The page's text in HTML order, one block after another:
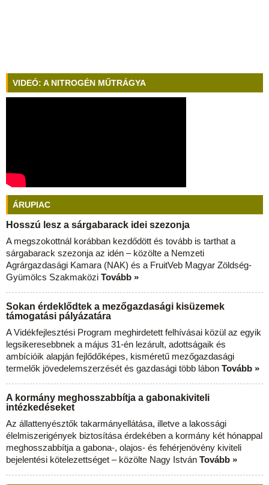
VIDEÓ: A NITROGÉN MŰTRÁGYA
ÁRUPIAC
Hosszú lesz a sárgabarack idei szezonja
A megszokottnál korábban kezdődött és tovább is tarthat a
sárgabarack szezonja az idén – közölte a Nemzeti
Agrárgazdasági Kamara (NAK) és a FruitVeb Magyar Zöldség-
Gyümölcs Szakmaközi Tovább »
Sokan érdeklődtek a mezőgazdasági kisüzemek
támogatási pályázatára
A Vidékfejlesztési Program meghirdetett felhívásai közül az egyik
legsikeresebbnek a május 31-én lezárult, adottságaik és
ambícióik alapján fejlődőképes, kisméretű mezőgazdasági
termelők jövedelemszerzését és gazdasági több lábon Tovább »
A kormány meghosszabbítja a gabonakiviteli
intézkedéseket
Az állattenyésztők takarmányellátása, illetve a lakossági
élelmiszerigények biztosítása érdekében a kormány két hónappal
meghosszabbítja a gabona-, olajos- és fehérjenövény kiviteli
bejelentési kötelezettséget – közölte Nagy István Tovább »